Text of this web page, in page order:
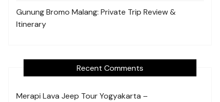
Gunung Bromo Malang: Private Trip Review &
Itinerary
Recent Comments
Merapi Lava Jeep Tour Yogyakarta –